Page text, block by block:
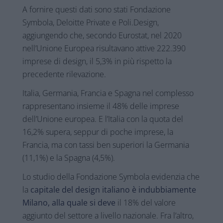
A fornire questi dati sono stati Fondazione
Symbola, Deloitte Private e Poli.Design,
aggiungendo che, secondo Eurostat, nel 2020
nell’Unione Europea risultavano attive 222.390
imprese di design, il 5,3% in più rispetto la
precedente rilevazione.
Italia, Germania, Francia e Spagna nel complesso
rappresentano insieme il 48% delle imprese
dell’Unione europea. E l’Italia con la quota del
16,2% supera, seppur di poche imprese, la
Francia, ma con tassi ben superiori la Germania
(11,1%) e la Spagna (4,5%).
Lo studio della Fondazione Symbola evidenzia che
la capitale del design italiano è indubbiamente
Milano, alla quale si deve il 18% del valore
aggiunto del settore a livello nazionale. Fra l’altro,